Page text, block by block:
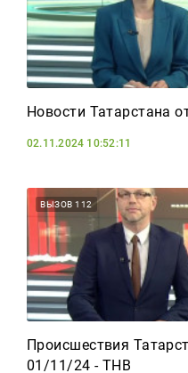
Новости Татарстана
02.11.2024 10:52:11
ВЫЗОВ 112
Происшествия
01/11/24 - ТНВ